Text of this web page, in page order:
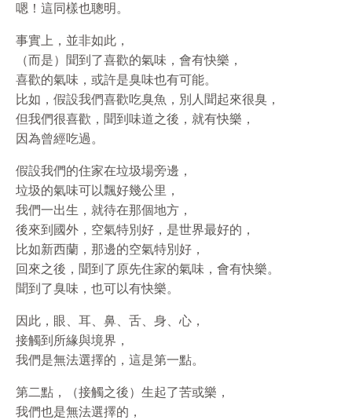
嗯！這同樣也聰明。
事實上，並非如此，
（而是）聞到了喜歡的氣味，會有快樂，
喜歡的氣味，或許是臭味也有可能。
比如，假設我們喜歡吃臭魚，別人聞起來很臭，
但我們很喜歡，聞到味道之後，就有快樂，
因為曾經吃過。
假設我們的住家在垃圾場旁邊，
垃圾的氣味可以飄好幾公里，
我們一出生，就待在那個地方，
後來到國外，空氣特別好，是世界最好的，
比如新西蘭，那邊的空氣特別好，
回來之後，聞到了原先住家的氣味，會有快樂。
聞到了臭味，也可以有快樂。
因此，眼、耳、鼻、舌、身、心，
接觸到所緣與境界，
我們是無法選擇的，這是第一點。
第二點，（接觸之後）生起了苦或樂，
我們也是無法選擇的，